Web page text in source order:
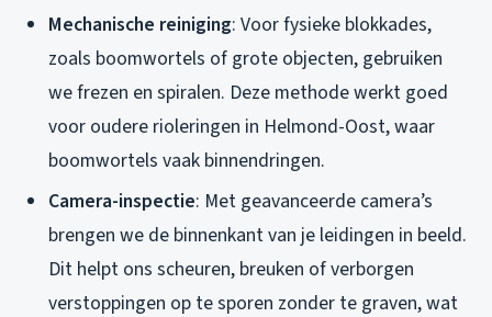
Mechanische reiniging: Voor fysieke blokkades,
zoals boomwortels of grote objecten, gebruiken
we frezen en spiralen. Deze methode werkt goed
voor oudere rioleringen in Helmond-Oost, waar
boomwortels vaak binnendringen.
Camera-inspectie: Met geavanceerde camera’s
brengen we de binnenkant van je leidingen in beeld.
Dit helpt ons scheuren, breuken of verborgen
verstoppingen op te sporen zonder te graven, wat